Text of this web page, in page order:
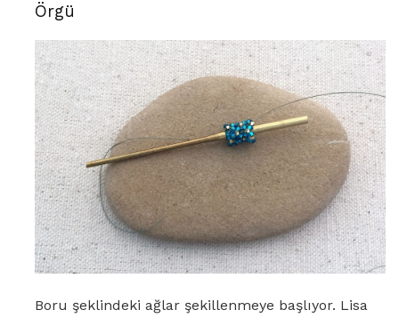
Örgü
Boru şeklindeki ağlar şekillenmeye başlıyor. Lisa